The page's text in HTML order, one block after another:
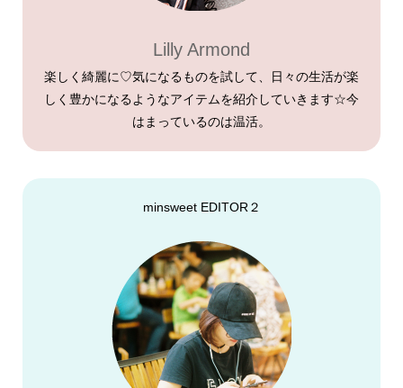
Lilly Armond
楽しく綺麗に♡気になるものを試して、日々の生活が楽
しく豊かになるようなアイテムを紹介していきます☆今
はまっているのは温活。
minsweet EDITOR２